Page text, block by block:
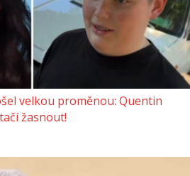
velkou proměnou: Quentin
žasnout!